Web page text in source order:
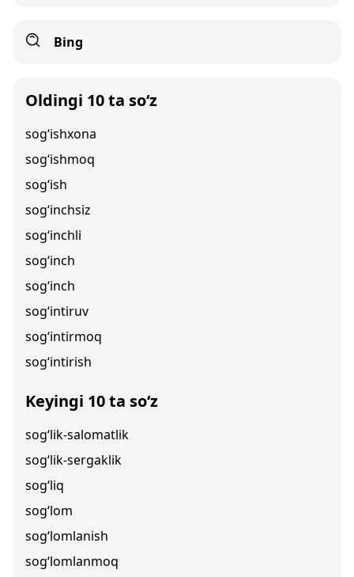
Bing
Oldingi 10 ta so‘z
sog‘ishxona
sog‘ishmoq
sog‘ish
sog‘inchsiz
sog‘inchli
sog‘inch
sog‘inch
sog‘intiruv
sog‘intirmoq
sog‘intirish
Keyingi 10 ta so‘z
sog‘lik-salomatlik
sog‘lik-sergaklik
sog‘liq
sog‘lom
sog‘lomlanish
sog‘lomlanmoq